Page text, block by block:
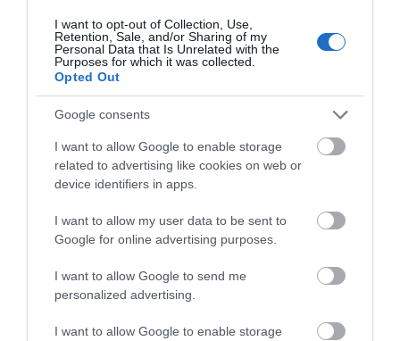
I want to opt-out of Collection, Use,
Retention, Sale, and/or Sharing of my
Personal Data that Is Unrelated with the
Purposes for which it was collected.
Opted Out
Google consents
I want to allow Google to enable storage
related to advertising like cookies on web or
device identifiers in apps.
I want to allow my user data to be sent to
Google for online advertising purposes.
I want to allow Google to send me
personalized advertising.
I want to allow Google to enable storage